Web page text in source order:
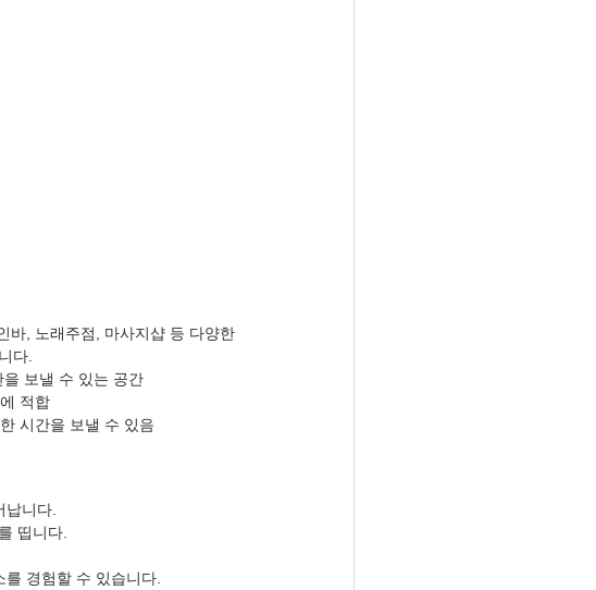
바, 노래주점, 마사지샵 등 다양한
다.
보낼 수 있는 공간
적합
시간을 보낼 수 있음
납니다.
띱니다.
를 경험할 수 있습니다.